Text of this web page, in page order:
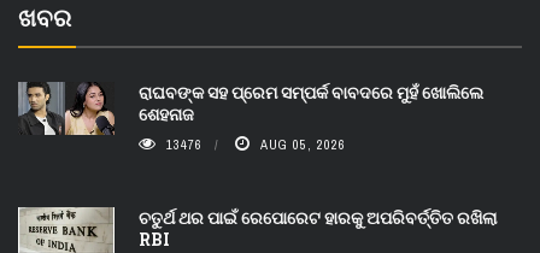
ଖବର
ରାଘବଙ୍କ ସହ ପ୍ରେମ ସମ୍ପର୍କ ବାବଦରେ ମୁହଁ ଖୋଲିଲେ
ଶେହନାଜ
13476 AUG 05, 2026
ଚତୁର୍ଥ ଥର ପାଇଁ ରେପୋରେଟ ହାରକୁ ଅପରିବର୍ତ୍ତିତ ରଖିଲା
RBI